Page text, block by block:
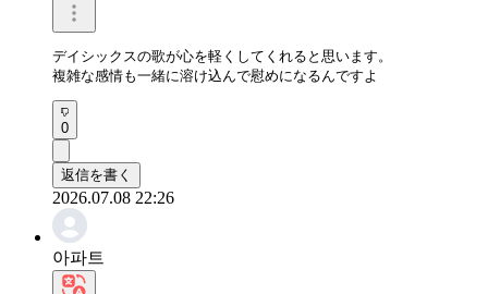
デイシックスの歌が心を軽くしてくれると思います。
複雑な感情も一緒に溶け込んで慰めになるんですよ
0
返信を書く
2026.07.08 22:26
아파트